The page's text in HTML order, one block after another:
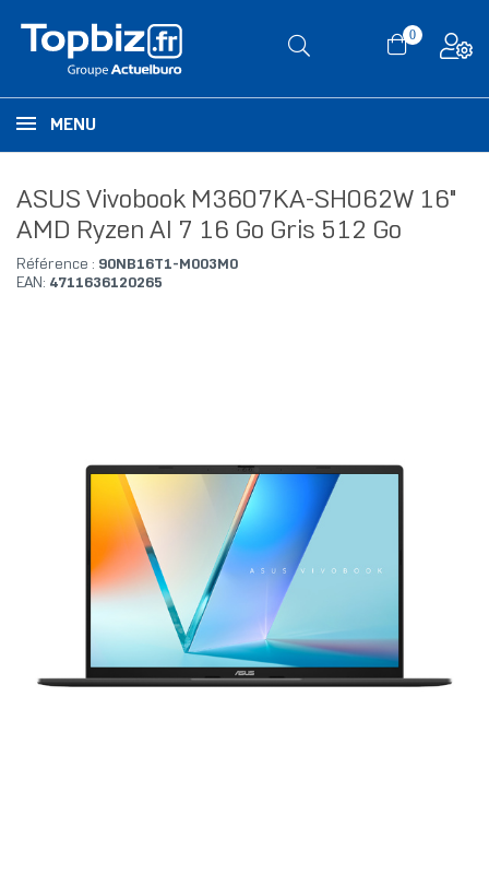
0
MENU
ASUS Vivobook M3607KA-SH062W 16"
AMD Ryzen AI 7 16 Go Gris 512 Go
Référence : 90NB16T1-M003M0
EAN: 4711636120265